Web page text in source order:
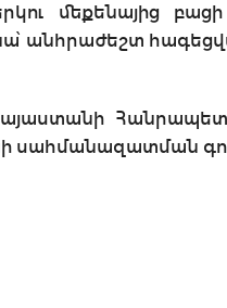
մեքենայից
անհրաժեշտ
սահմանազատման